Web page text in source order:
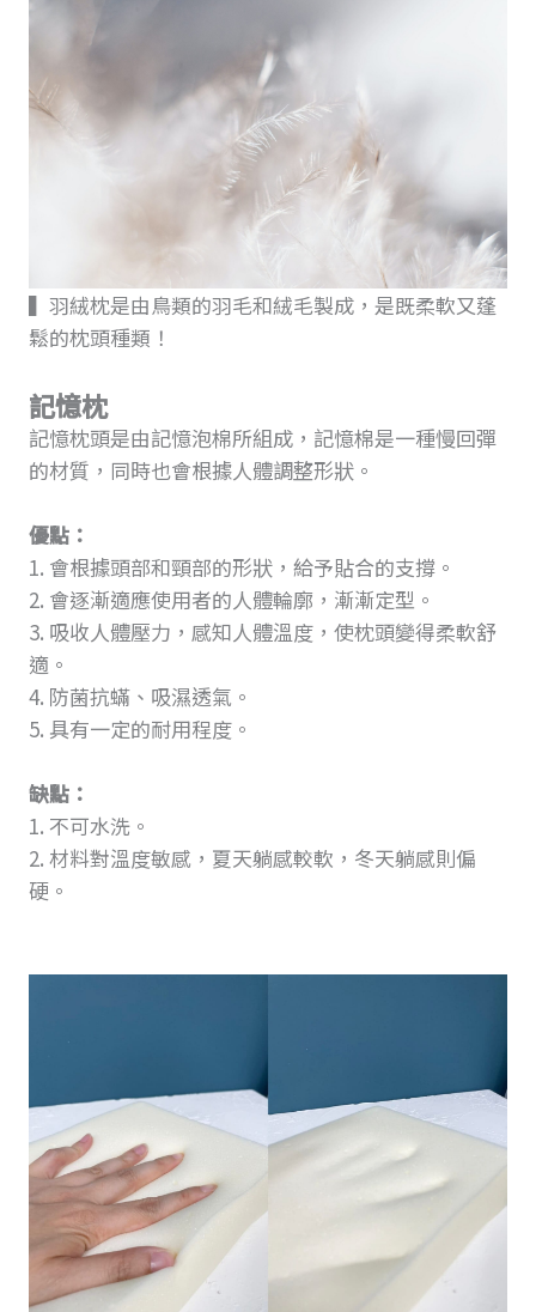
▍羽絨枕是由鳥類的羽毛和絨毛製成，是既柔軟又蓬
鬆的枕頭種類！
記憶枕
記憶枕頭是由記憶泡棉所組成，記憶棉是一種慢回彈
的材質，同時也會根據人體調整形狀。
優點：
1. 會根據頭部和頸部的形狀，給予貼合的支撐。
2. 會逐漸適應使用者的人體輪廓，漸漸定型。
3. 吸收人體壓力，感知人體溫度，使枕頭變得柔軟舒
適。
4. 防菌抗蟎、吸濕透氣。
5. 具有一定的耐用程度。
缺點：
1. 不可水洗。
2. 材料對溫度敏感，夏天躺感較軟，冬天躺感則偏
硬。